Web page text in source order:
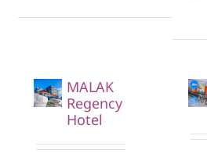
MALAK
Regency
Hotel